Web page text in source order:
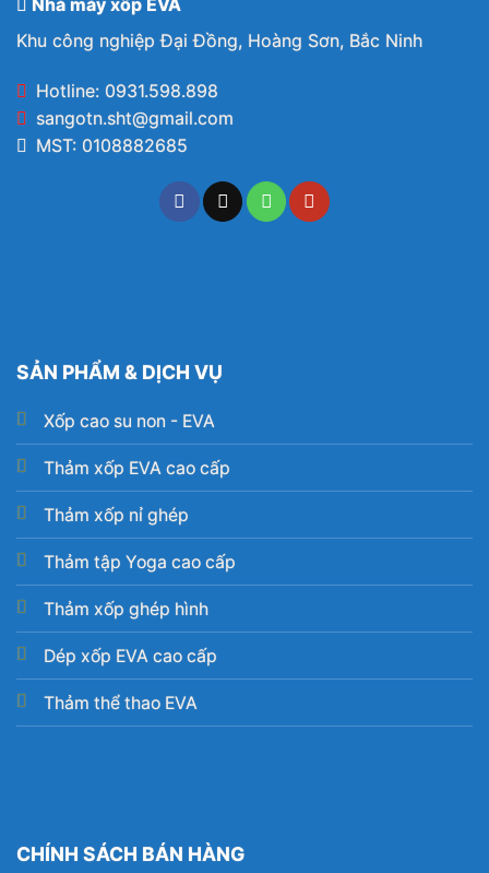
Khu công nghiệp Đại Đồng, Hoàng Sơn, Bắc Ninh
Hotline: 0931.598.898
sangotn.sht@gmail.com
MST: 0108882685
SẢN PHẨM & DỊCH VỤ
Xốp cao su non - EVA
Thảm xốp EVA cao cấp
Thảm xốp nỉ ghép
Thảm tập Yoga cao cấp
Thảm xốp ghép hình
Dép xốp EVA cao cấp
Thảm thể thao EVA
CHÍNH SÁCH BÁN HÀNG